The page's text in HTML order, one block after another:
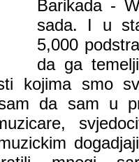
Barikada -
sada. I u
5,000
da ga
kojima smo
da sam u
svjedociti
dogadjajima...